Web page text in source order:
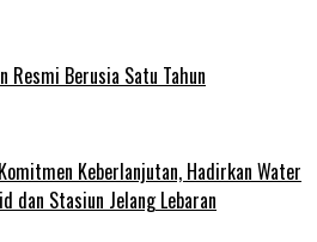
Resmi Berusia Satu Tahun
Keberlanjutan, Hadirkan Water
dan Stasiun Jelang Lebaran